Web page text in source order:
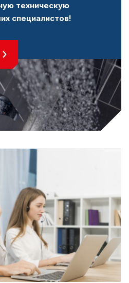
техническую
специалистов!